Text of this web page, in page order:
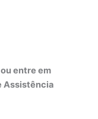
entre em
Assistência